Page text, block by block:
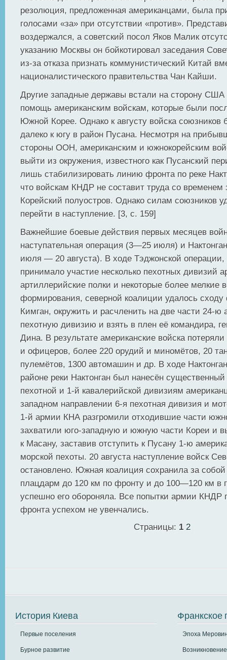
резолюция, предложенная американцами, была
голосами «за» при отсутствии «против».
воздержался, а советский посол Яков Малик
указанию Москвы он бойкотировал заседания
из-за отказа признать коммунистический Китай
националистического правительства Чан Кайши.
Другие западные державы встали на сторону США
помощь американским войскам, которые были
Южной Корее. Однако к августу войска
далеко к югу в район Пусана. Несмотря на
стороны ООН, американским и южнокорейским
выйти из окружения, известного как Пусанский
лишь стабилизировать линию фронта по реке
что войскам КНДР не составит труда со временем
Корейский полуостров. Однако силам союзников
перейти в наступление. [3, с. 159]
Важнейшие боевые действия первых месяцев
наступательная операция (3—25 июля) и
июля — 20 августа). В ходе Тэджонской операции,
принимало участие несколько пехотных дивизий
артиллерийские полки и некоторые более мелкие
формирования, северной коалиции удалось сходу
Кимган, окружить и расчленить на две части 24-ю
пехотную дивизию и взять в плен её командира,
Дина. В результате американские войска
и офицеров, более 220 орудий и миномётов, 20
пулемётов, 1300 автомашин и др. В ходе
районе реки Нактонган был нанесён
пехотной и 1-й кавалерийской дивизиям
западном направлении 6-я пехотная дивизия и
1-й армии КНА разгромили отходившие части
захватили юго-западную и южную части Кореи и
к Масану, заставив отступить к Пусану 1-ю
морской пехоты. 20 августа наступление войск
остановлено. Южная коалиция сохранила за собой
плацдарм до 120 км по фронту и до 100—120 км в
успешно его обороняла. Все попытки армии КНДР
фронта успехом не увенчались.
Страницы: 1 2
История Киева
Первые поселения
Бурное развитие
Франкское
Эпоха